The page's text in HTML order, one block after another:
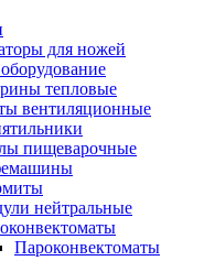
для ножей
тепловые
вентиляционные
пищеварочные
нейтральные
Пароконвектоматы